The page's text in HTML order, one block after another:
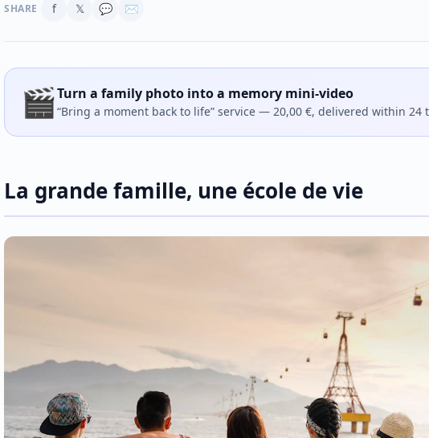
SHARE f 𝕏 💬 ✉
🎬Turn a family photo into a memory mini-video
“Bring a moment back to life” service — 20,00 €, delivered within 24
La grande famille, une école de vie